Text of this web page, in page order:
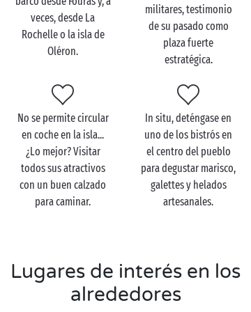
familia o con sus amigos!
Visite la isla de Aix en
familia
Si está pasando susvacaciones en familiacerca de la
isla de Aix, haga una parada en esta media luna de
tierra que ofrece una vista 360° sobre Fort Boyard, la
isla de Réy la isla de Madame. ¡Le espera una
maravillosa jornada de descubrimientos a tiro de
piedra de su camping! Con sus niños, embárquese en
Al final de semejante jornada, sus peques solo
desearán reencontrarse con sus amigos del camping
veces, desde La
Rochelle o la isla de
Oléron.
militares, testimonio
de su pasado como
plaza fuerte
estratégica.
No se permite circular
en coche en la isla...
¿Lo mejor? Visitar
todos sus atractivos
con un buen calzado
para caminar.
In situ, deténgase en
uno de los bistrós en
el centro del pueblo
para degustar marisco,
galettes y helados
artesanales.
Lugares de interés en los
alrededores